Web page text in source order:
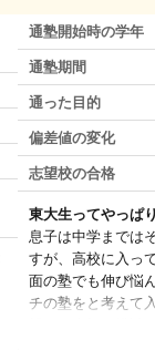
通塾開始時の学年
通塾期間
通った目的
偏差値の変化
志望校の合格
東大生ってやっぱ
息子は中学までは
すが、高校に入っ
面の塾でも伸び悩
チの塾をと考えて
望で、当初は模試
いたのですが、や